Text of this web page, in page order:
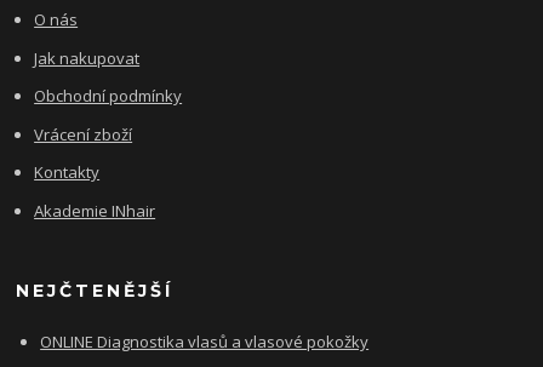
O nás
Jak nakupovat
Obchodní podmínky
Vrácení zboží
Kontakty
Akademie INhair
NEJČTENĚJŠÍ
ONLINE Diagnostika vlasů a vlasové pokožky